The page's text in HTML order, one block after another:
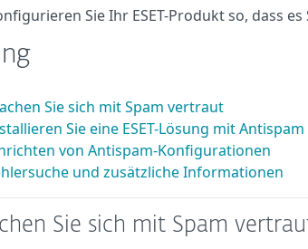
Sie Ihr ESET-Produkt so, dass
Sie sich mit Spam vertraut
Sie eine ESET-Lösung mit Antispam
von Antispam-Konfigurationen
und zusätzliche Informationen
Sie sich mit Spam